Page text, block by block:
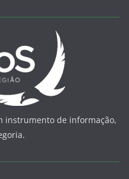
instrumento de informação,